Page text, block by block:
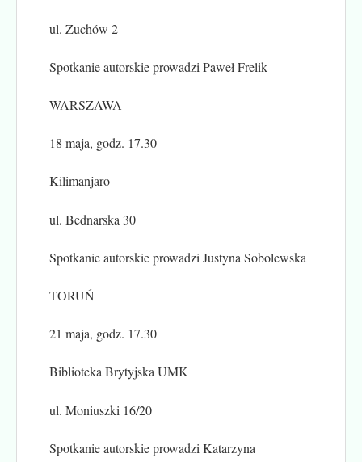
ul. Zuchów 2
Spotkanie autorskie prowadzi Paweł Frelik
WARSZAWA
18 maja, godz. 17.30
Kilimanjaro
ul. Bednarska 30
Spotkanie autorskie prowadzi Justyna Sobolewska
TORUŃ
21 maja, godz. 17.30
Biblioteka Brytyjska UMK
ul. Moniuszki 16/20
Spotkanie autorskie prowadzi Katarzyna